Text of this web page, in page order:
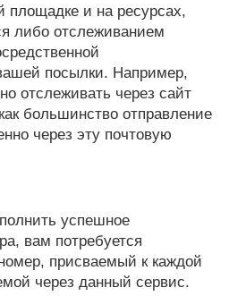
площадке и на ресурсах,
либо отслеживанием
посылки. Например,
отслеживать через сайт
большинство отправление
через эту почтовую
успешное
вам потребуется
присваемый к каждой
через данный сервис.